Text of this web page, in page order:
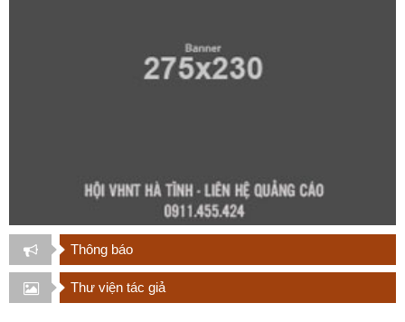
Thông báo
Thư viện tác giả